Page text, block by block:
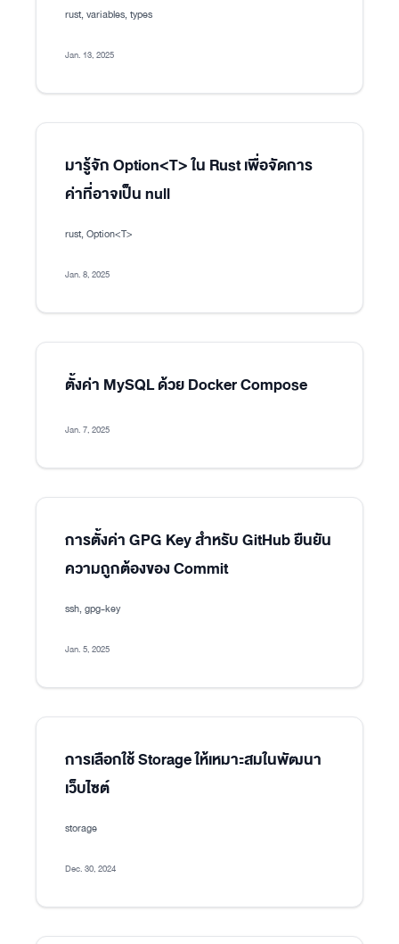
rust, variables, types
Jan. 13, 2025
มารู้จัก Option<T> ใน Rust เพื่อจัดการ
ค่าที่อาจเป็น null
rust, Option<T>
Jan. 8, 2025
ตั้งค่า MySQL ด้วย Docker Compose
Jan. 7, 2025
การตั้งค่า GPG Key สำหรับ GitHub ยืนยัน
ความถูกต้องของ Commit
ssh, gpg-key
Jan. 5, 2025
การเลือกใช้ Storage ให้เหมาะสมในพัฒนา
เว็บไซต์
storage
Dec. 30, 2024